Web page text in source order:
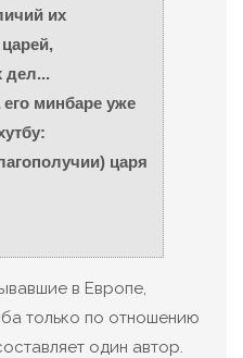
их
дел...
минбаре уже
царя
в Европе,
только по отношению
один автор.